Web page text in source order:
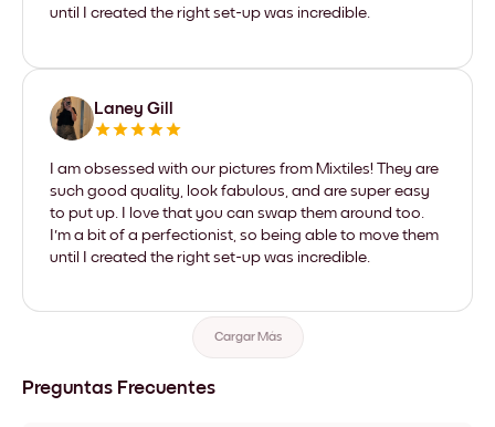
until I created the right set-up was incredible.
Laney Gill
I am obsessed with our pictures from Mixtiles! They are
such good quality, look fabulous, and are super easy
to put up. I love that you can swap them around too.
I'm a bit of a perfectionist, so being able to move them
until I created the right set-up was incredible.
Cargar Más
Preguntas Frecuentes